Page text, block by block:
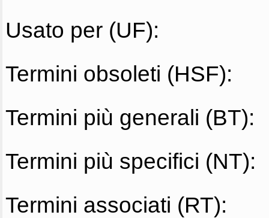
Usato per (UF):
Termini obsoleti (HSF):
Termini più generali (BT):
Termini più specifici (NT):
Termini associati (RT):